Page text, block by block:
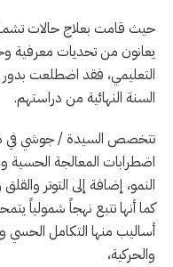
حيث قامت بعلاج حالات تشمل
يعانون من تحديات معرفية
التعليمي، فقد اضطلعت بدور
السنة النهائية من دراستهم.
تتخصص السيدة / جوشي في
اضطرابات المعالجة الحسية
النمو، إضافة إلى التوتر
كما أنها تتبع نهجاً شمولياً
أساليب منها التكامل الحسي
والحركية،